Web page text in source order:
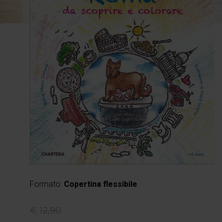
Formato: Copertina flessibile